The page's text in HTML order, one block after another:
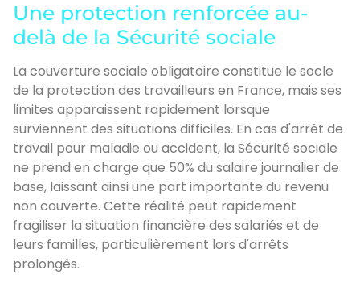
Une protection renforcée au-
delà de la Sécurité sociale
La couverture sociale obligatoire constitue le socle
de la protection des travailleurs en France, mais ses
limites apparaissent rapidement lorsque
surviennent des situations difficiles. En cas d'arrêt de
travail pour maladie ou accident, la Sécurité sociale
ne prend en charge que 50% du salaire journalier de
base, laissant ainsi une part importante du revenu
non couverte. Cette réalité peut rapidement
fragiliser la situation financière des salariés et de
leurs familles, particulièrement lors d'arrêts
prolongés.